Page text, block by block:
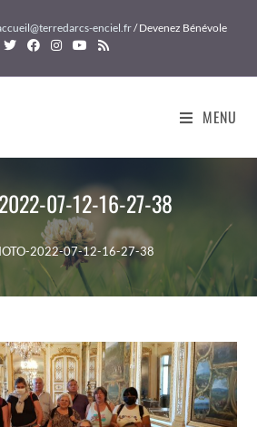
enciel.fr/ Devenez Bénévole
MENU
07-12-16-27-38
2022-07-12-16-27-38